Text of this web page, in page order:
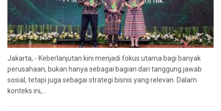
Jakarta, - Keberlanjutan kini menjadi fokus utama bagi banyak
perusahaan, bukan hanya sebagai bagian dari tanggung jawab
sosial, tetapi juga sebagai strategi bisnis yang relevan. Dalam
konteks ini,...